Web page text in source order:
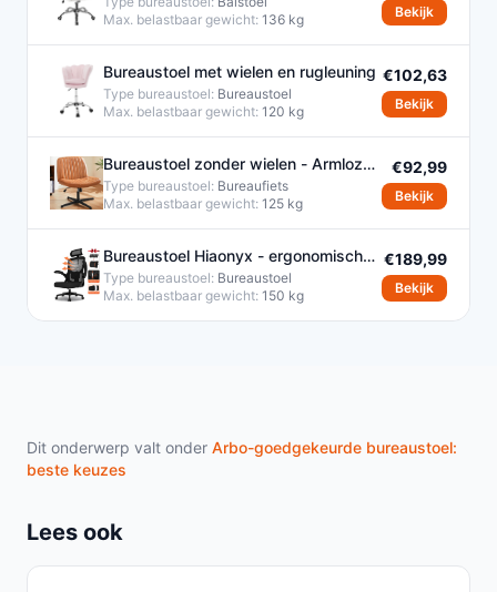
Max. belastbaar gewicht: 136 kg Bekijk
Bureaustoel met wielen en rugleuning
Type bureaustoel: Bureaustoel
Max. belastbaar gewicht: 120 kg
€102,63
Bekijk
Bureaustoel zonder wielen - Armloze
Kantoorstoel - Kruispoot
Type bureaustoel: Bureaufiets
Max. belastbaar gewicht: 125 kg
€92,99
Bekijk
Bureaustoel Hiaonyx - ergonomische
stoel voor volwassenen
Type bureaustoel: Bureaustoel
Max. belastbaar gewicht: 150 kg
€189,99
Bekijk
Dit onderwerp valt onder Arbo-goedgekeurde bureaustoel:
beste keuzes
Lees ook